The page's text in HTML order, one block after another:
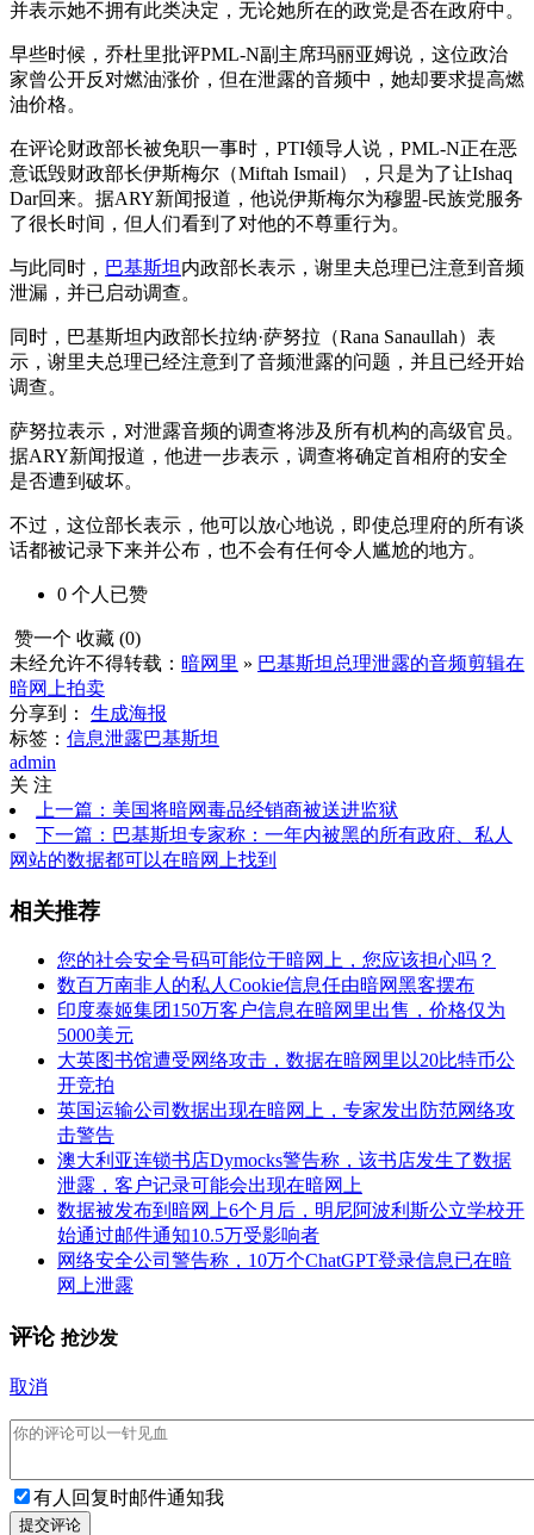
并表示她不​​拥有此类决定，无论她所在的政党是否在政府中。
早些时候，乔杜里批评PML-N副主席玛丽亚姆说，这位政治
家曾公开反对燃油涨价，但在泄露的音频中，她却要求提高燃
油价格。
在评论财政部长被免职一事时，PTI领导人说，PML-N正在恶
意诋毁财政部长伊斯梅尔（Miftah Ismail），只是为了让Ishaq
Dar回来。据ARY新闻报道，他说伊斯梅尔为穆盟-民族党服务
了很长时间，但人们看到了对他的不尊重行为。
与此同时， 巴基斯坦 内政部长表示，谢里夫总理已注意到音频
泄漏，并已启动调查。
同时，巴基斯坦内政部长拉纳·萨努拉（Rana Sanaullah）表
示，谢里夫总理已经注意到了音频泄露的问题，并且已经开始
调查。
萨努拉表示，对泄露音频的调查将涉及所有机构的高级官员。
据ARY新闻报道，他进一步表示，调查将确定首相府的安全
是否遭到破坏。
不过，这位部长表示，他可以放心地说，即使总理府的所有谈
话都被记录下来并公布，也不会有任何令人尴尬的地方。
0 个人 已赞
赞一个 收藏 (0)
未经允许不得转载： 暗网里 » 巴基斯坦总理泄露的音频剪辑在
暗网上拍卖
分享到：
生成海报
标签： 信息泄露巴基斯坦
admin
关 注
上一篇：美国将暗网毒品经销商被送进监狱
下一篇：巴基斯坦专家称：一年内被黑的所有政府、私人
网站的数据都可以在暗网上找到
相关推荐
您的社会安全号码可能位于暗网上，您应该担心吗？
数百万南非人的私人Cookie信息任由暗网黑客摆布
印度泰姬集团150万客户信息在暗网里出售，价格仅为
5000美元
大英图书馆遭受网络攻击，数据在暗网里以20比特币公
开竞拍
英国运输公司数据出现在暗网上，专家发出防范网络攻
击警告
澳大利亚连锁书店Dymocks警告称，该书店发生了数据
泄露，客户记录可能会出现在暗网上
数据被发布到暗网上6个月后，明尼阿波利斯公立学校开
始通过邮件通知10.5万受影响者
网络安全公司警告称，10万个ChatGPT登录信息已在暗
网上泄露
评论 抢沙发
取消
有人回复时邮件通知我
提交评论